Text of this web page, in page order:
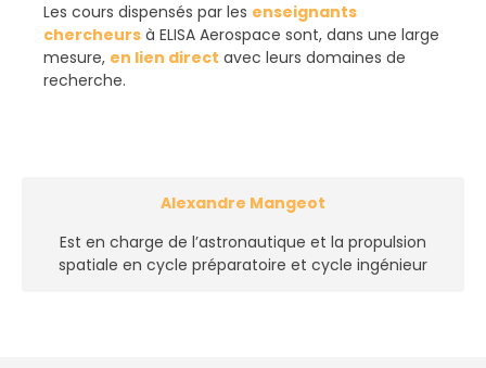
Les cours dispensés par les enseignants
chercheurs à ELISA Aerospace sont, dans une large
mesure, en lien direct avec leurs domaines de
recherche.
Alexandre Mangeot
Est en charge de l’astronautique et la propulsion
spatiale en cycle préparatoire et cycle ingénieur